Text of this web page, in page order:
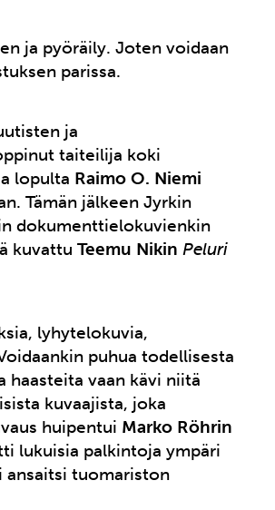
ja pyöräily. Joten voidaan
parissa.
ja
taiteilija koki
lopulta Raimo O. Niemi
Tämän jälkeen Jyrkin
dokumenttielokuvienkin
kuvattuTeemu Nikin Peluri
lyhytelokuvia,
puhua todellisesta
vaan kävi niitä
kuvaajista, joka
huipentui Marko Röhrin
lukuisia palkintoja ympäri
ansaitsi tuomariston